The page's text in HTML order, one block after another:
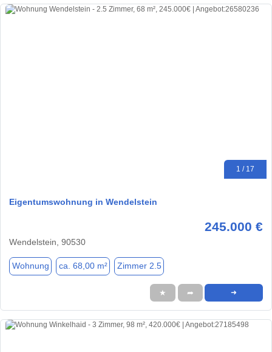
1 / 17
Eigentumswohnung in Wendelstein
245.000 €
Wendelstein, 90530
Wohnung ca. 68,00 m² Zimmer 2.5
★ ➦ ➜